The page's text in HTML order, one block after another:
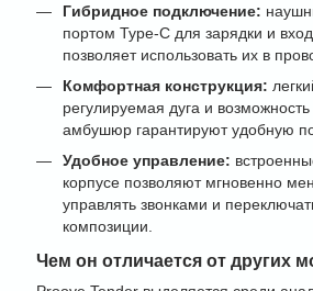
Гибридное подключение:
портом Type-C для зарядки и
позволяет использовать их в
Комфортная конструкция:
регулируемая дуга и
амбушюр гарантируют удобную
Удобное управление:
корпусе позволяют мгновенно
управлять звонками и
композиции.
Чем он отличается от других